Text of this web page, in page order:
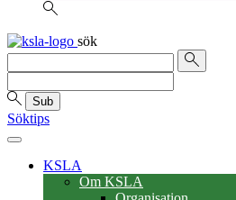
sök
Sub
Söktips
KSLA
Om KSLA